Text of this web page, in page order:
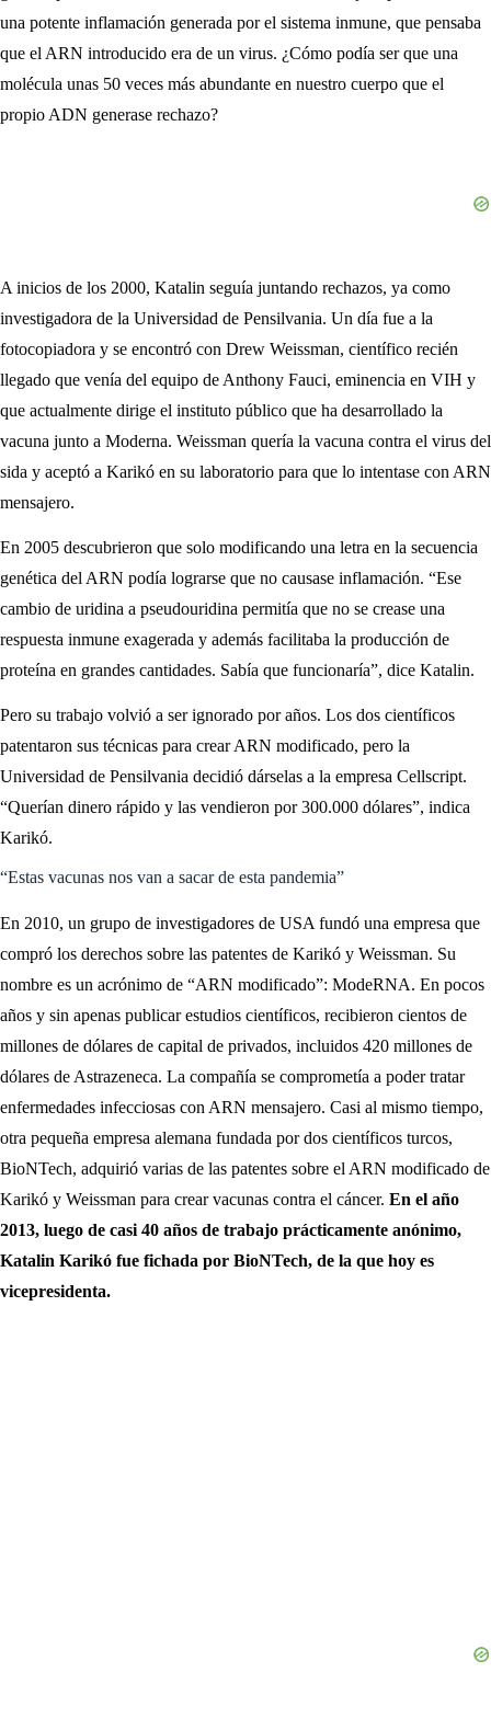
una potente inflamación generada por el sistema inmune, que pensaba
que el ARN introducido era de un virus. ¿Cómo podía ser que una
molécula unas 50 veces más abundante en nuestro cuerpo que el
propio ADN generase rechazo?
A inicios de los 2000, Katalin seguía juntando rechazos, ya como
investigadora de la Universidad de Pensilvania. Un día fue a la
fotocopiadora y se encontró con Drew Weissman, científico recién
llegado que venía del equipo de Anthony Fauci, eminencia en VIH y
que actualmente dirige el instituto público que ha desarrollado la
vacuna junto a Moderna. Weissman quería la vacuna contra el virus del
sida y aceptó a Karikó en su laboratorio para que lo intentase con ARN
mensajero.
En 2005 descubrieron que solo modificando una letra en la secuencia
genética del ARN podía lograrse que no causase inflamación. “Ese
cambio de uridina a pseudouridina permitía que no se crease una
respuesta inmune exagerada y además facilitaba la producción de
proteína en grandes cantidades. Sabía que funcionaría”, dice Katalin.
Pero su trabajo volvió a ser ignorado por años. Los dos científicos
patentaron sus técnicas para crear ARN modificado, pero la
Universidad de Pensilvania decidió dárselas a la empresa Cellscript.
“Querían dinero rápido y las vendieron por 300.000 dólares”, indica
Karikó.
“Estas vacunas nos van a sacar de esta pandemia”
En 2010, un grupo de investigadores de USA fundó una empresa que
compró los derechos sobre las patentes de Karikó y Weissman. Su
nombre es un acrónimo de “ARN modificado”: ModeRNA. En pocos
años y sin apenas publicar estudios científicos, recibieron cientos de
millones de dólares de capital de privados, incluidos 420 millones de
dólares de Astrazeneca. La compañía se comprometía a poder tratar
enfermedades infecciosas con ARN mensajero. Casi al mismo tiempo,
otra pequeña empresa alemana fundada por dos científicos turcos,
BioNTech, adquirió varias de las patentes sobre el ARN modificado de
Karikó y Weissman para crear vacunas contra el cáncer. En el año
2013, luego de casi 40 años de trabajo prácticamente anónimo,
Katalin Karikó fue fichada por BioNTech, de la que hoy es
vicepresidenta.